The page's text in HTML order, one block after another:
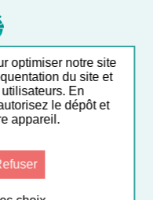
en ligne
Données personnelles
optimiser notre site
du site et
En
le dépôt et
appareil.